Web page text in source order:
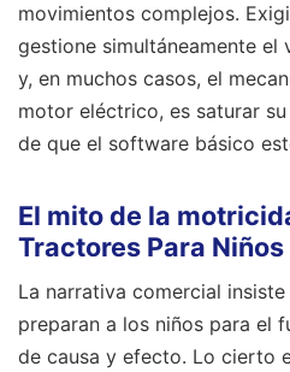
movimientos complejos.
gestione simultáneamente el
y, en muchos casos, el
motor eléctrico, es saturar
de que el software básico
El mito de la
Tractores Para Niños
La narrativa comercial
preparan a los niños para el
de causa y efecto. Lo cierto